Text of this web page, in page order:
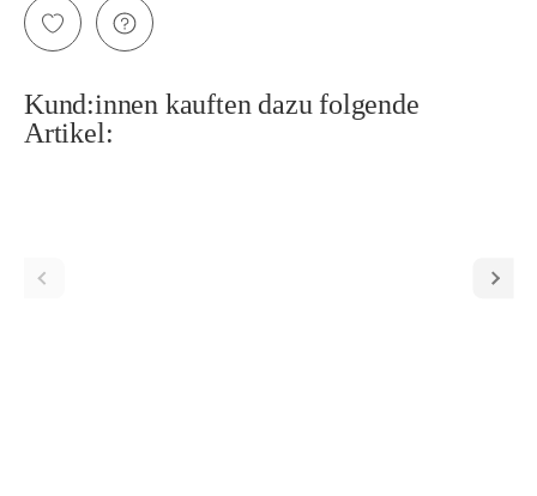
Kund:innen kauften dazu folgende
Artikel: